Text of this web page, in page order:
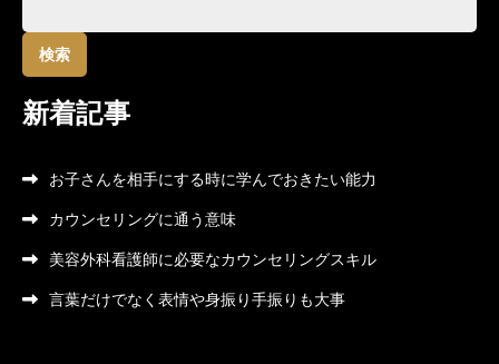
索:
新着記事
お子さんを相手にする時に学んでおきたい能力
カウンセリングに通う意味
美容外科看護師に必要なカウンセリングスキル
言葉だけでなく表情や身振り手振りも大事